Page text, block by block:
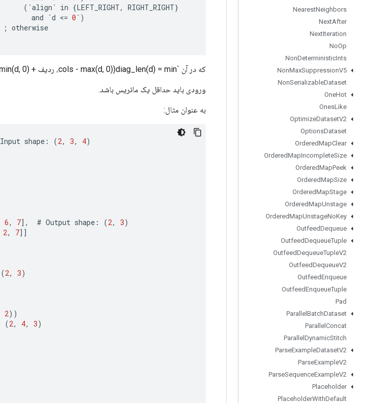
NearestNeighbors
NextAfter
NextIteration
NoOp
NonDeterministicInts
NonMaxSuppressionV5
NonSerializableDataset
OneHot
OnesLike
OptimizeDatasetV2
OptionsDataset
OrderedMapClear
OrderedMapIncompleteSize
OrderedMapPeek
OrderedMapSize
OrderedMapStage
OrderedMapUnstage
OrderedMapUnstageNoKey
OutfeedDequeue
OutfeedDequeueTuple
OutfeedDequeueTupleV2
OutfeedDequeueV2
OutfeedEnqueue
OutfeedEnqueueTuple
Pad
Parallel BatchDataset
Parallel Concat
Parallel DynamicStitch
ParseExampleDatasetV2
ParseExampleV2
ParseSequenceExampleV2
Placeholder
PlaceholderWithDefault
( `align ` in {LEFT_RIGHT, RIGHT_RIGHT}
and
`d <= 0 ` )
; otherwise
که در آن `diag_len(d) = min(cols - max(d, 0)، ردیف + min(d, 0))`.
ورودی باید حداقل یک ماتریس باشد.
به عنوان مثال:
Input shape : (2, 3, 4)
6, 7] , # Output shape : (2, 3)
2, 7]]
(2, 3)
2))
(2, 4, 3)